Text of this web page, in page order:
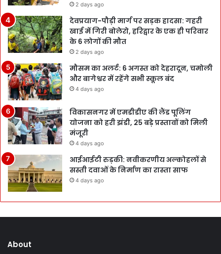
2 days ago
देवप्रयाग-पौड़ी मार्ग पर सड़क हादसा: गहरी
खाई में गिरी बोलेरो, हरिद्वार के एक ही परिवार
के 6 लोगों की मौत
2 days ago
मौसम का अलर्ट: 6 अगस्त को देहरादून, चमोली
और बागेश्वर में रहेंगे सभी स्कूल बंद
4 days ago
विकासनगर में एमडीडीए की लैंड पूलिंग
योजना को हरी झंडी, 25 बड़े प्रस्तावों को मिली
मंजूरी
4 days ago
आईआईटी रुड़की: नवीकरणीय अल्कोहलों से
सस्ती दवाओं के निर्माण का रास्ता साफ
4 days ago
About